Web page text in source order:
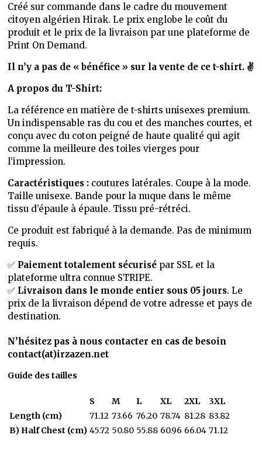
Créé sur commande dans le cadre du mouvement
citoyen algérien Hirak. Le prix englobe le coût du
produit et le prix de la livraison par une plateforme de
Print On Demand.
Il n’y a pas de « bénéfice » sur la vente de ce t-shirt. ✌️
A propos du T-Shirt:
La référence en matière de t-shirts unisexes premium.
Un indispensable ras du cou et des manches courtes, et
conçu avec du coton peigné de haute qualité qui agit
comme la meilleure des toiles vierges pour
l’impression.
Caractéristiques : coutures latérales. Coupe à la mode.
Taille unisexe. Bande pour la nuque dans le même
tissu d’épaule à épaule. Tissu pré-rétréci.
Ce produit est fabriqué à la demande. Pas de minimum
requis.
✅ Paiement totalement sécurisé par SSL et la
plateforme ultra connue STRIPE.
✅ Livraison dans le monde entier sous 05 jours. Le
prix de la livraison dépend de votre adresse et pays de
destination.
N’hésitez pas à nous contacter en cas de besoin
contact(at)irzazen.net
Guide des tailles
S M L XL 2XL
3XL
Length (cm)
71.12 73.66 76.20 78.74 81.28 83.82
B) Half Chest (cm) 45.72 50.80 55.88 60.96 66.04 71.12